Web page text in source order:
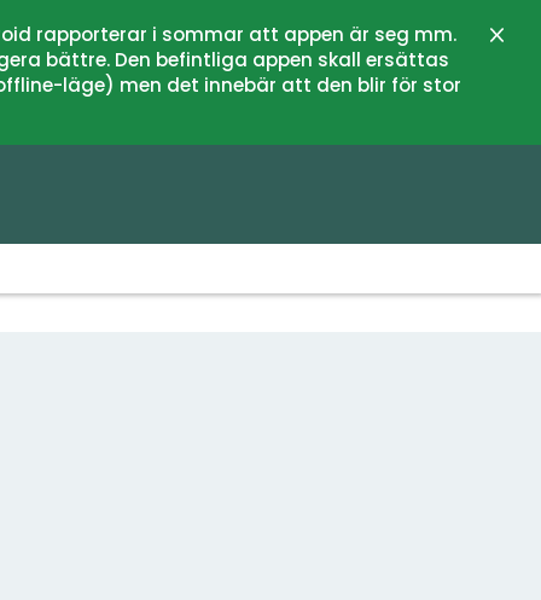
rapporterar i sommar att appen är seg mm.
bättre. Den befintliga appen skall ersättas
läge) men det innebär att den blir för stor